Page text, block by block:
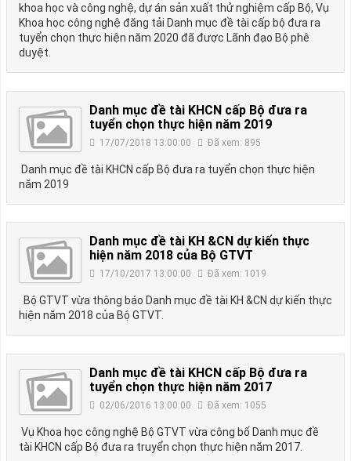
khoa học và công nghệ, dự án sản xuất thử nghiệm cấp Bộ, Vụ
Khoa học công nghệ đăng tải Danh mục đề tài cấp bộ đưa ra
tuyển chọn thực hiện năm 2020 đã được Lãnh đạo Bộ phê
duyệt.
Danh mục đề tài KHCN cấp Bộ đưa ra
tuyển chọn thực hiện năm 2019
17/07/2018 13:00:00 Đã xem: 895
Danh mục đề tài KHCN cấp Bộ đưa ra tuyển chọn thực hiện
năm 2019
Danh mục đề tài KH &CN dự kiến thực
hiện năm 2018 của Bộ GTVT
17/10/2017 13:00:00 Đã xem: 1019
Bộ GTVT vừa thông báo Danh mục đề tài KH &CN dự kiến thực
hiện năm 2018 của Bộ GTVT.
Danh mục đề tài KHCN cấp Bộ đưa ra
tuyển chọn thực hiện năm 2017
02/06/2016 13:00:00 Đã xem: 1055
Vụ Khoa học công nghệ Bộ GTVT vừa công bố Danh mục đề
tài KHCN cấp Bộ đưa ra truyển chọn thực hiện năm 2017.